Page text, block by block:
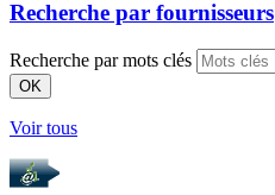
Recherche par fournisseurs
Recherche par mots clés
OK
Voir tous